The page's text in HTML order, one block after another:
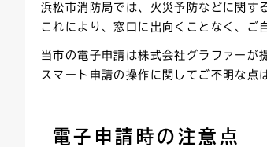
浜松市消防局では、火災予防などに関す
これにより、窓口に出向くことなく、
当市の電子申請は株式会社グラファーが
スマート申請の操作に関してご不明な点
電子申請時の注意点